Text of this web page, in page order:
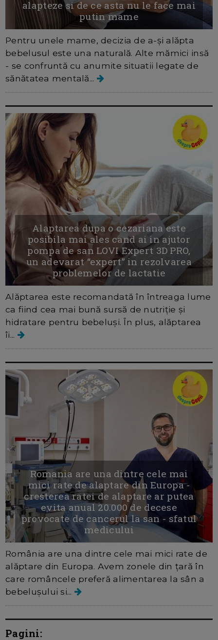
alapteze si de ce asta nu le face mai
putin mame
Pentru unele mame, decizia de a-și alăpta
bebelusul este una naturală. Alte mămici insă
- se confruntă cu anumite situatii legate de
sănătatea mentală...
Alaptarea dupa o cezariana este
posibila mai ales cand ai in ajutor
pompa de san LOVI Expert 3D PRO,
un adevarat “expert” in rezolvarea
problemelor de lactatie
Alăptarea este recomandată în întreaga lume
ca fiind cea mai bună sursă de nutriție și
hidratare pentru bebeluși. În plus, alăptarea
îi...
Romania are una dintre cele mai
mici rate de alaptare din Europa -
cresterea ratei de alaptare ar putea
evita anual 20.000 de decese
provocate de cancerul la san - sfatul
medicului
România are una dintre cele mai mici rate de
alăptare din Europa. Avem zonele din țară în
care româncele preferă alimentarea la sân a
bebelușului si...
Pagini: